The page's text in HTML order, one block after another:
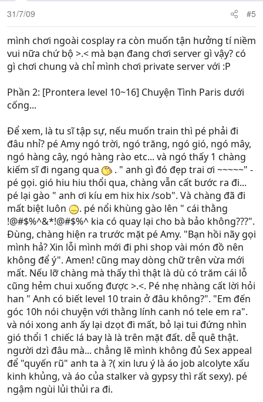
31/7/09 #5
mình chơi ngoài cosplay ra còn muốn tận hưởng tí niềm
vui nữa chứ bộ >.< mà bạn đang chơi server gì vậy? có
gì chơi chung và chỉ mình chơi private server với :P
Phần 2: [Prontera level 10~16] Chuyện Tình Paris dưới
cống...
Để xem, là tu sĩ tập sự, nếu muốn train thì pé phải đi
đâu nhỉ? pé Amy ngó trời, ngó trăng, ngó gió, ngó mây,
ngó hàng cây, ngó hàng rào etc... và ngó thấy 1 chàng
kiếm sĩ đi ngang qua
. " anh gì đó đẹp trai ơi ~~~~~" -
pé gọi. gió hiu hiu thổi qua, chàng vẫn cất bước ra đi...
pé lại gào " anh ơi kíu em hix hix /sob". Và chàng đã đi
mất biệt luôn
. pé nổi khùng gào lên " cái thằng
!@#$%^&*!@#$%^ kia có quay lại cho bà bảo không???".
Đùng, chàng hiện ra trước mặt pé Amy. "Bạn hồi nãy gọi
mình hả? Xin lỗi mình mới đi phi shop vài món đồ nên
không để ý". Amen! cũng may dòng chữ trên vừa mới
mất. Nếu lỡ chàng mà thấy thì thật là dù có trăm cái lỗ
cũng hẻm chui xuống được >.<. Pé nhẹ nhàng cất lời hỏi
han " Anh có biết level 10 train ở đâu không?". "Em đến
góc 10h nói chuyện với thằng lính canh nó tele em ra".
và nói xong anh ấy lại dzọt đi mất, bỏ lại tui đứng nhìn
gió thổi 1 chiếc lá bay là là trên mặt đất. dễ quê thật.
người dzì đâu mà... chẳng lẽ mình không đủ Sex appeal
để "quyến rũ" anh ta à ?( xin lưu ý là áo job alcolyte xấu
kinh khủng, và áo của stalker và gypsy thì rất sexy). pé
ngậm ngùi lủi thủi ra đi.